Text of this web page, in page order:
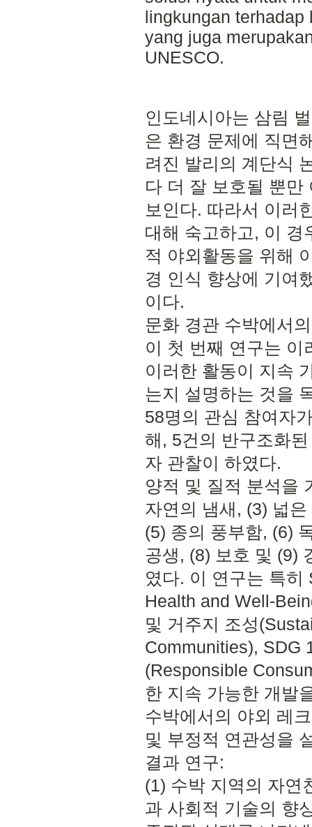
lingkungan
yang juga
UNESCO.
인도네시아는 삼림
은 환경 문제에 직면
려진 발리의 계단식
다 더 잘 보호될 뿐만
보인다. 따라서 이러
대해 숙고하고, 이 경
적 야외활동을 위해
경 인식 향상에 기여
이다.
문화 경관 수박에서
이 첫 번째 연구는 이
이러한 활동이 지속
는지 설명하는 것을
58명의 관심 참여자
해, 5건의 반구조화
자 관찰이 하였다.
양적 및 질적 분석을
자연의 냄새, (3) 넓
(5) 종의 풍부함, (6)
공생, (8) 보호 및 (9)
였다. 이 연구는 특히
Health and Well-
및 거주지 조성
Communities), SDG
(Responsible
한 지속 가능한 개발
수박에서의 야외 레
및 부정적 연관성을
결과 연구:
(1) 수박 지역의 자연
과 사회적 기술의 향